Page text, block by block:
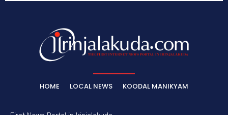
HOME LOCAL NEWS KOODAL MANIKYAM